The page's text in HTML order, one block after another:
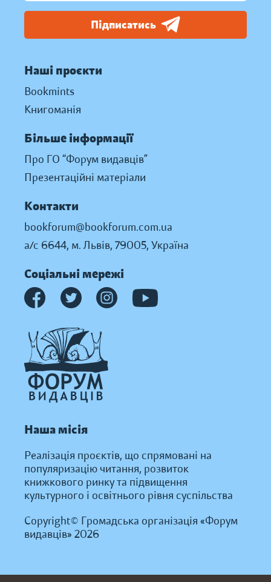
Підписатись
Наші проєкти
Bookmints
Книгоманія
Більше інформації
Про ГО “Форум видавців”
Презентаційні матеріали
Контакти
bookforum@bookforum.com.ua
а/с 6644, м. Львів, 79005, Україна
Соціальні мережі
Наша місія
Реалізація проєктів, що спрямовані на
популяризацію читання, розвиток
книжкового ринку та підвищення
культурного і освітнього рівня суспільства
Copyright© Громадська організація «Форум
видавців» 2026